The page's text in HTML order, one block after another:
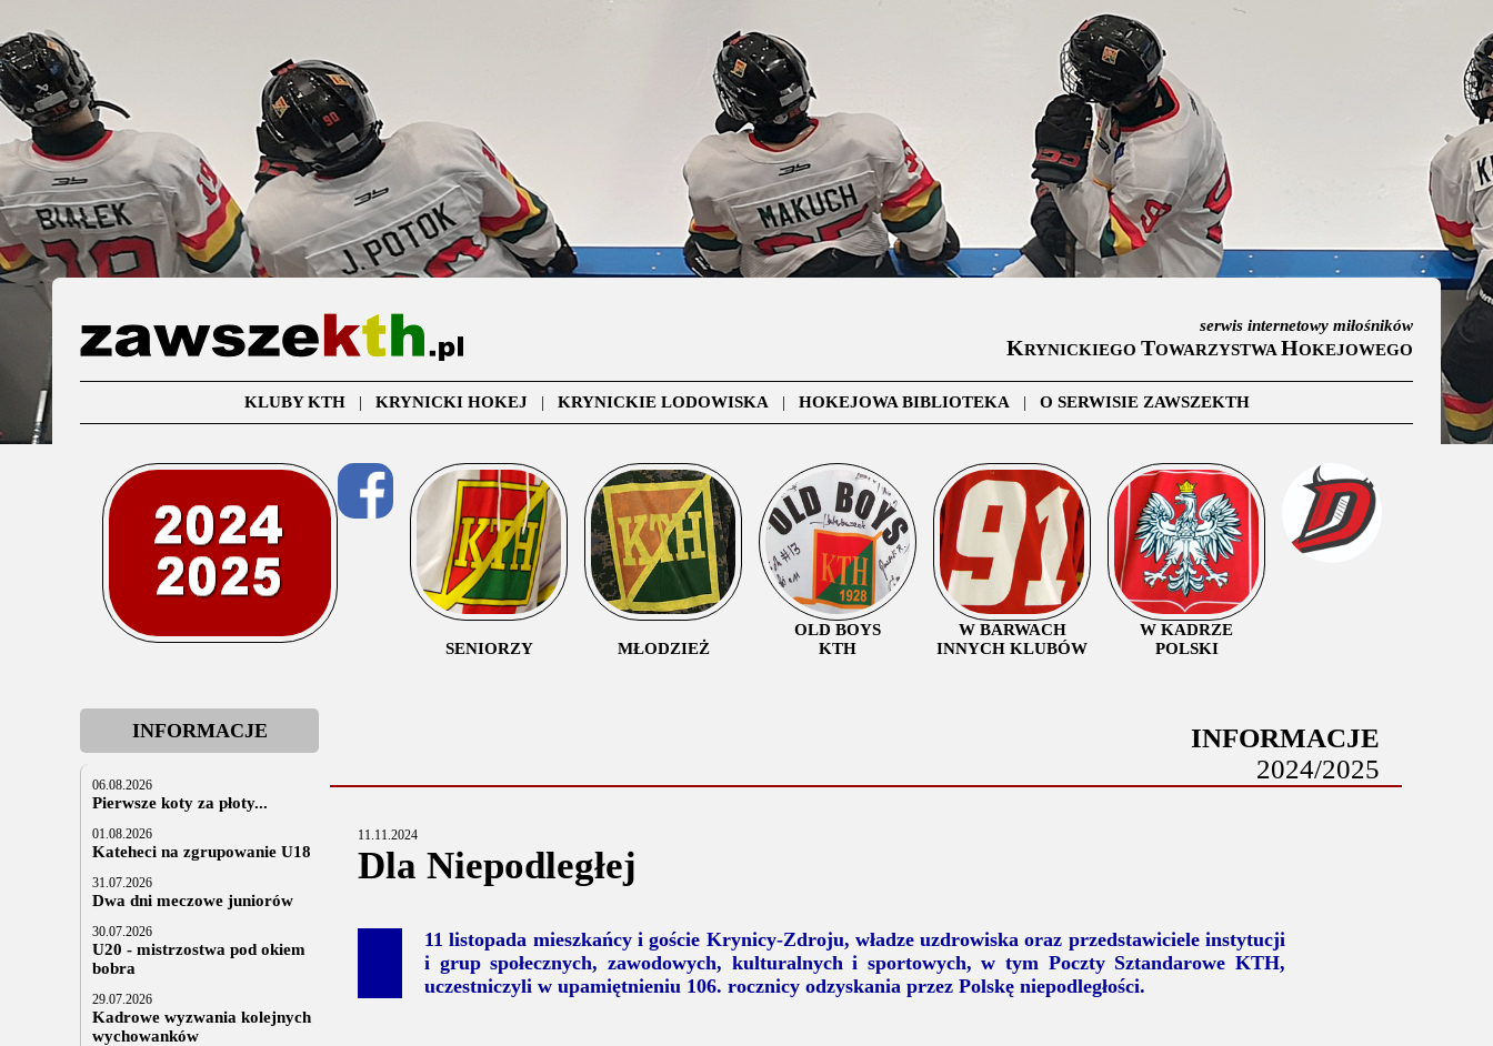
serwis internetowy miłośników
KRYNICKIEGO TOWARZYSTWA HOKEJOWEGO
KLUBY KTH| KRYNICKI HOKEJ | KRYNICKIE LODOWISKA | HOKEJOWA BIBLIOTEKA | O SERWISIE ZAWSZEKTH
SENIORZY MŁODZIEŻ
OLD BOYS
KTH
W BARWACH
INNYCH KLUBÓW
W KADRZE
POLSKI
INFORMACJE
06.08.2026
Pierwsze koty za płoty...
01.08.2026
Kateheci na zgrupowanie U18
31.07.2026
Dwa dni meczowe juniorów
30.07.2026
U20 - mistrzostwa pod okiem
bobra
29.07.2026
Kadrowe wyzwania kolejnych
wychowanków
INFORMACJE
2024/2025
11.11.2024
Dla Niepodległej
11 listopada mieszkańcy i goście Krynicy-Zdroju, władze uzdrowiska oraz przedstawiciele instytucji
i grup społecznych, zawodowych, kulturalnych i sportowych, w tym Poczty Sztandarowe KTH,
uczestniczyli w upamiętnieniu 106. rocznicy odzyskania przez Polskę niepodległości.